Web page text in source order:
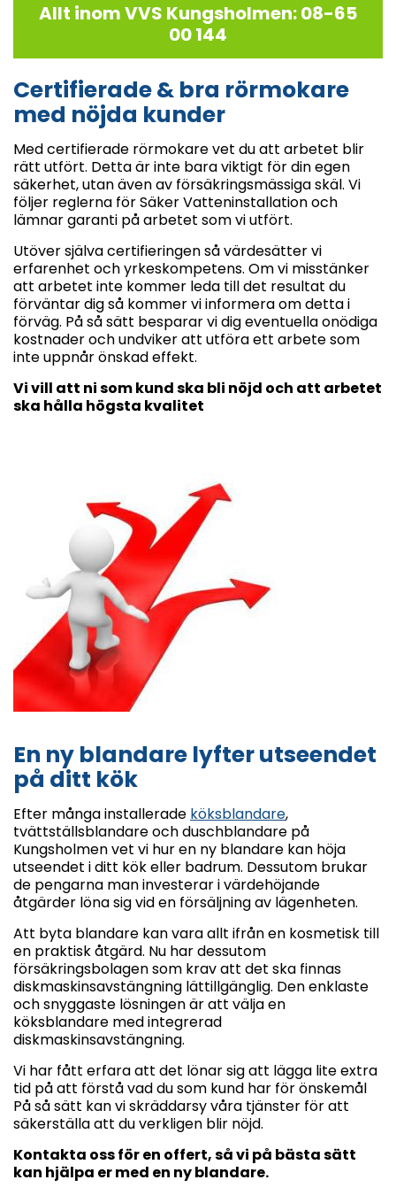
Allt inom VVS Kungsholmen: 08-65
00 144
Certifierade & bra rörmokare
med nöjda kunder
Med certifierade rörmokare vet du att arbetet blir
rätt utfört. Detta är inte bara viktigt för din egen
säkerhet, utan även av försäkringsmässiga skäl. Vi
följer reglerna för Säker Vatteninstallation och
lämnar garanti på arbetet som vi utfört.
Utöver själva certifieringen så värdesätter vi
erfarenhet och yrkeskompetens. Om vi misstänker
att arbetet inte kommer leda till det resultat du
förväntar dig så kommer vi informera om detta i
förväg. På så sätt besparar vi dig eventuella onödiga
kostnader och undviker att utföra ett arbete som
inte uppnår önskad effekt.
Vi vill att ni som kund ska bli nöjd och att arbetet
ska hålla högsta kvalitet
En ny blandare lyfter utseendet
på ditt kök
Efter många installerade köksblandare,
tvättställsblandare och duschblandare på
Kungsholmen vet vi hur en ny blandare kan höja
utseendet i ditt kök eller badrum. Dessutom brukar
de pengarna man investerar i värdehöjande
åtgärder löna sig vid en försäljning av lägenheten.
Att byta blandare kan vara allt ifrån en kosmetisk till
en praktisk åtgärd. Nu har dessutom
försäkringsbolagen som krav att det ska finnas
diskmaskinsavstängning lättillgänglig. Den enklaste
och snyggaste lösningen är att välja en
köksblandare med integrerad
diskmaskinsavstängning.
Vi har fått erfara att det lönar sig att lägga lite extra
tid på att förstå vad du som kund har för önskemål
På så sätt kan vi skräddarsy våra tjänster för att
säkerställa att du verkligen blir nöjd.
Kontakta oss för en offert, så vi på bästa sätt
kan hjälpa er med en ny blandare.